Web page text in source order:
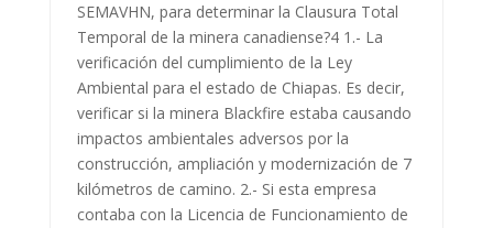
SEMAVHN, para determinar la Clausura Total
Temporal de la minera canadiense?4 1.- La
verificación del cumplimiento de la Ley
Ambiental para el estado de Chiapas. Es decir,
verificar si la minera Blackfire estaba causando
impactos ambientales adversos por la
construcción, ampliación y modernización de 7
kilómetros de camino. 2.- Si esta empresa
contaba con la Licencia de Funcionamiento de